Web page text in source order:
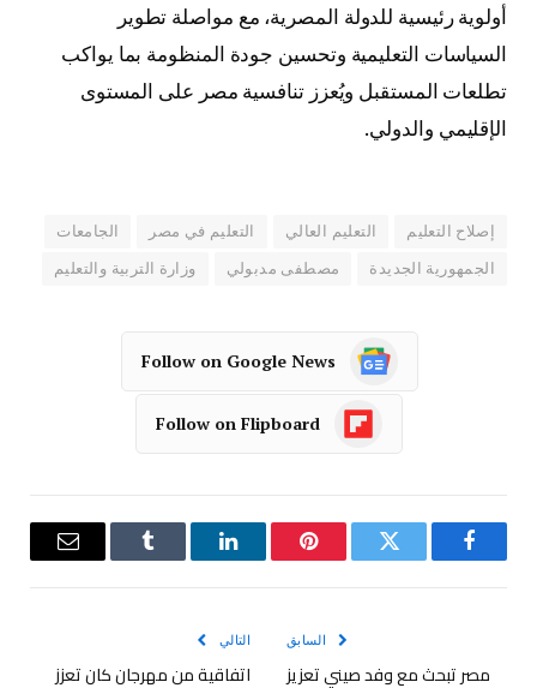
أولوية رئيسية للدولة المصرية، مع مواصلة تطوير
السياسات التعليمية وتحسين جودة المنظومة بما يواكب
تطلعات المستقبل ويُعزز تنافسية مصر على المستوى
الإقليمي والدولي.
إصلاح التعليم التعليم العالي التعليم في مصر الجامعات
الجمهورية الجديدة مصطفى مدبولي وزارة التربية والتعليم
Follow on Google News
Follow on Flipboard
فيسبوك تويتر بينتيريستلينكدإن Tumblr
البريد
السابق
مصر تبحث مع وفد صيني تعزيز
التالي
اتفاقية من مهرجان كان تعزز